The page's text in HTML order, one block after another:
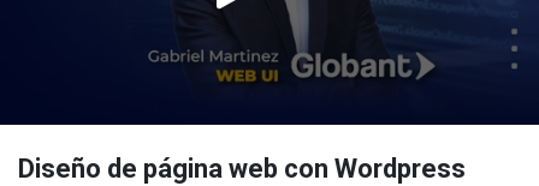
Diseño de página web con Wordpress